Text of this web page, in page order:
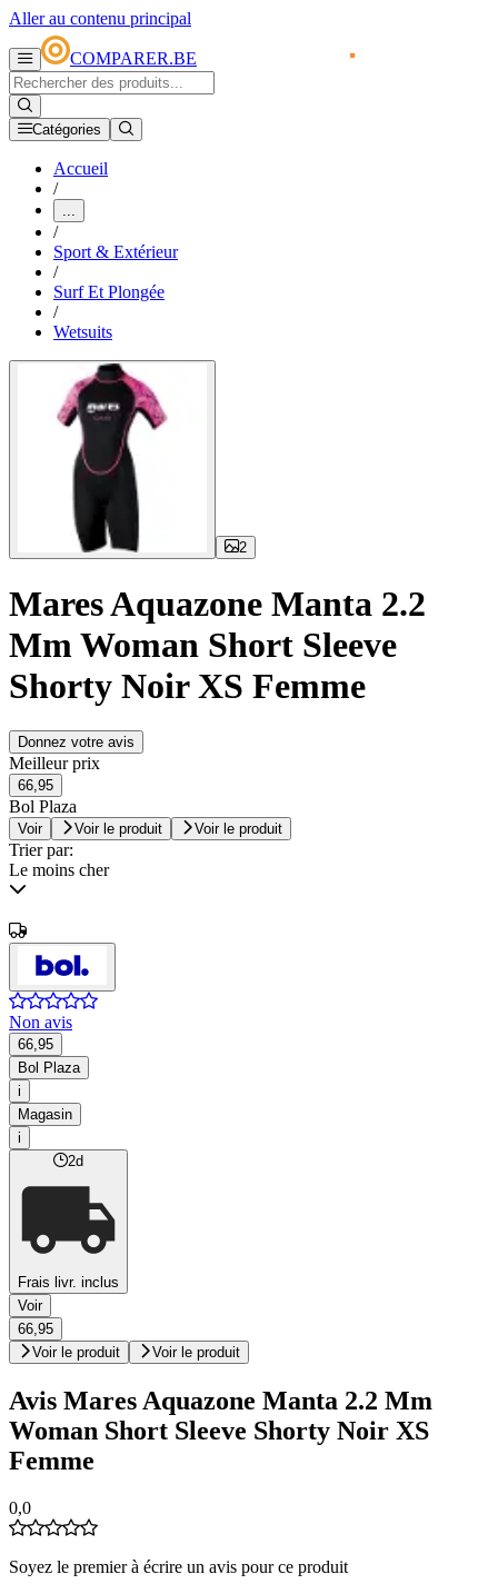
Aller au contenu principal
COMPARER.BE
Catégories
Accueil
/
...
/
Sport & Extérieur
/
Surf Et Plongée
/
Wetsuits
2
Mares Aquazone Manta 2.2
Mm Woman Short Sleeve
Shorty Noir XS Femme
Donnez votre avis
Meilleur prix
66,95
Bol Plaza
Voir Voir le produit Voir le produit
Trier par:
Le moins cher
Non avis
66,95
Bol Plaza
i
Magasin
i
2d
Frais livr. inclus
Voir
66,95
Voir le produit
Voir le produit
Avis Mares Aquazone Manta 2.2 Mm
Woman Short Sleeve Shorty Noir XS
Femme
0,0
Soyez le premier à écrire un avis pour ce produit